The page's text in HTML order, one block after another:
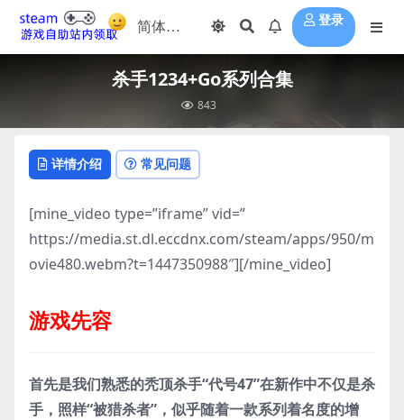
登录
杀手1234+Go系列合集
843
详情介绍 常见问题
[mine_video type=”iframe” vid=”
https://media.st.dl.eccdnx.com/steam/apps/950/m
ovie480.webm?t=1447350988″][/mine_video]
游戏先容
首先是我们熟悉的秃顶杀手“代号47”在新作中不仅是杀
手，照样“被猎杀者”，似乎随着一款系列着名度的增